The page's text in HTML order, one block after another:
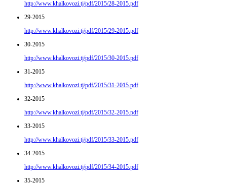
http://www.khalkovozi.tj/pdf/2015/28-2015.pdf
29-2015
http://www.khalkovozi.tj/pdf/2015/29-2015.pdf
30-2015
http://www.khalkovozi.tj/pdf/2015/30-2015.pdf
31-2015
http://www.khalkovozi.tj/pdf/2015/31-2015.pdf
32-2015
http://www.khalkovozi.tj/pdf/2015/32-2015.pdf
33-2015
http://www.khalkovozi.tj/pdf/2015/33-2015.pdf
34-2015
http://www.khalkovozi.tj/pdf/2015/34-2015.pdf
35-2015